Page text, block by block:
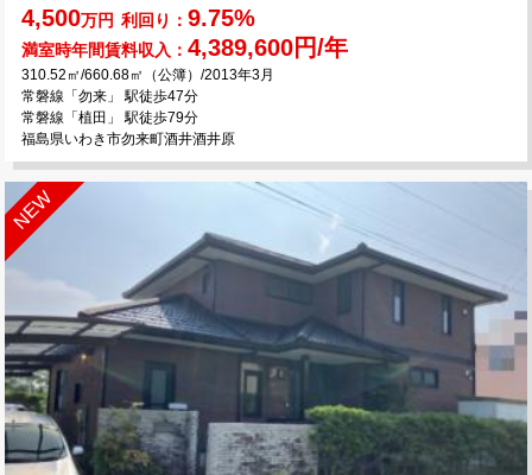
4,500万円 利回り： 9.75%
満室時年間賃料収入： 4,389,600円/年
310.52㎡/660.68㎡（公簿）/2013年3月
常磐線「勿来」 駅徒歩47分
常磐線「植田」 駅徒歩79分
福島県いわき市勿来町酒井酒井原